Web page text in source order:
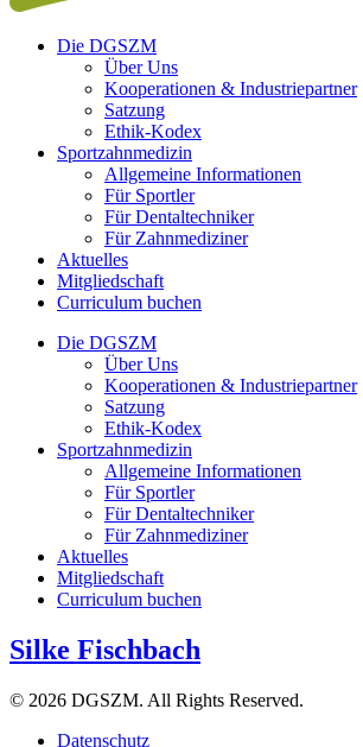
Die DGSZM
Über Uns
Kooperationen & Industriepartner
Satzung
Ethik-Kodex
Sportzahnmedizin
Allgemeine Informationen
Für Sportler
Für Dentaltechniker
Für Zahnmediziner
Aktuelles
Mitgliedschaft
Curriculum buchen
Die DGSZM
Über Uns
Kooperationen & Industriepartner
Satzung
Ethik-Kodex
Sportzahnmedizin
Allgemeine Informationen
Für Sportler
Für Dentaltechniker
Für Zahnmediziner
Aktuelles
Mitgliedschaft
Curriculum buchen
Silke Fischbach
© 2026 DGSZM. All Rights Reserved.
Datenschutz